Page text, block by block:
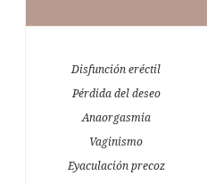
Disfunción eréctil
Pérdida del deseo
Anaorgasmia
Vaginismo
Eyaculación precoz